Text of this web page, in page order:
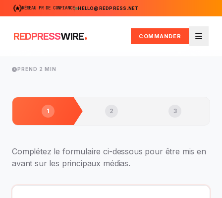
RÉSEAU PR DE CONFIANCE HELLO@REDPRESS.NET
REDPRESSWIRE. COMMANDER
Menu
PREND 2 MIN
1 2 3
Complétez le formulaire ci-dessous pour être mis en
avant sur les principaux médias.